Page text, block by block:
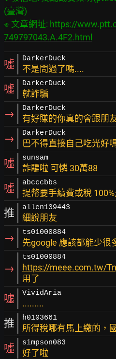
(臺灣)
※ 文章網址: https://
749797043.A.4F2.html
噓 DarkerDuck
不是問過了嗎....
噓 DarkerDuck
就詐騙
→ DarkerDuck
有好賺的你真的會跟朋
→ DarkerDuck
巴不得直接自己吃光好
噓 sunsam
詐騙啦 可憐 30萬88
噓 abcccbbs
提幣要手續費或稅
推 allen139443
細說朋友
→ ts01000884
先google 應該都能少很
→
ts01000884
https://meee.com.tw/
用了
噓 VividAria
.........
推 h0103661
所得稅哪有馬上繳的，
噓 simpson083
好了啦